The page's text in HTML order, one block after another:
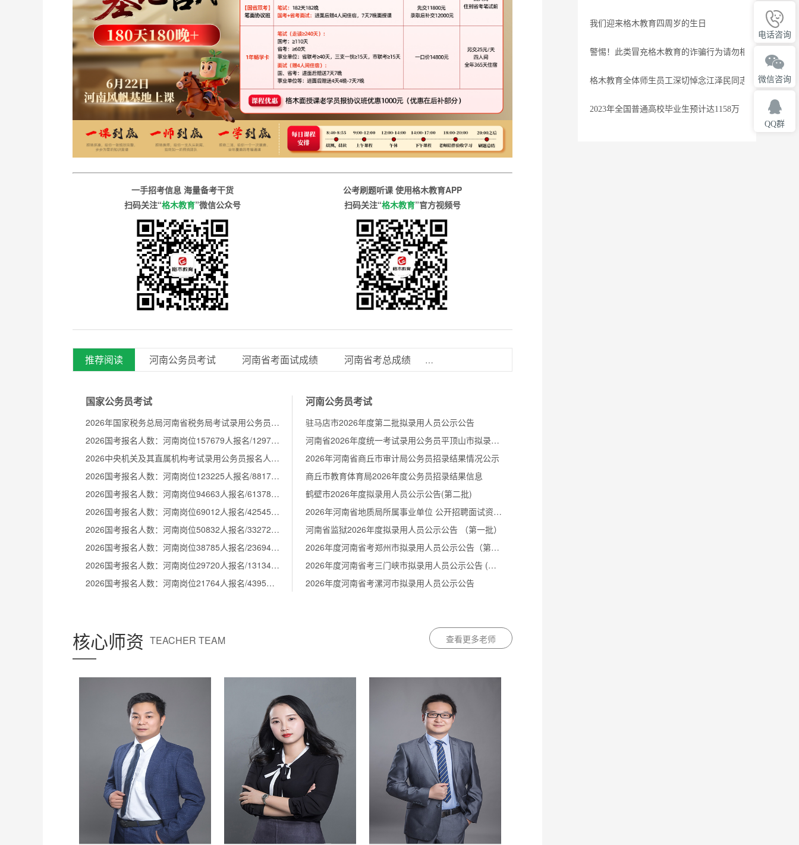
一手招考信息 海量备考干货
扫码关注“格木教育”微信公众号
公考刷题听课 使用格木教育APP
扫码关注“格木教育”官方视频号
推荐阅读 河南公务员考试 河南省考面试成绩 河南省考总成绩
国家公务员考试
2026年国家税务总局河南省税务局考试录用公务员面试公告
2026国考报名人数：河南岗位157679人报名/129726人审核通过【截至10月23日17:00】
2026中央机关及其直属机构考试录用公务员报名人数较少职位（截至10月23日11点）
2026国考报名人数：河南岗位123225人报名/88175人审核通过【截至10月22日17:00】
2026国考报名人数：河南岗位94663人报名/61378人审核通过【截至10月21日17:00】
2026国考报名人数：河南岗位69012人报名/42545人审核通过【截至10月20日16:30】
2026国考报名人数：河南岗位50832人报名/33272人审核通过【截至10月19日20时】
2026国考报名人数：河南岗位38785人报名/23694人审核通过【截至10月18日20时】
2026国考报名人数：河南岗位29720人报名/13134人审核通过【截至10月17日17时】
2026国考报名人数：河南岗位21764人报名/4395人审核通过【截至10月16日17时】
河南公务员考试
驻马店市2026年度第二批拟录用人员公示公告
河南省2026年度统一考试录用公务员平顶山市拟录用人员公示公告
2026年河南省商丘市审计局公务员招录结果情况公示
商丘市教育体育局2026年度公务员招录结果信息
鹤壁市2026年度拟录用人员公示公告(第二批)
2026年河南省地质局所属事业单位 公开招聘面试资格确认公告
河南省监狱2026年度拟录用人员公示公告 （第一批）
2026年度河南省考郑州市拟录用人员公示公告（第二批）
2026年度河南省考三门峡市拟录用人员公示公告 (第一批)
2026年度河南省考漯河市拟录用人员公示公告
核心师资 TEACHER TEAM 查看更多老师
我们迎来格木教育四周岁的生日
警惕！此类冒充格木教育的诈骗行为请勿相信
格木教育全体师生员工深切悼念江泽民同志
2023年全国普通高校毕业生预计达1158万
电话咨询
微信咨询
QQ群